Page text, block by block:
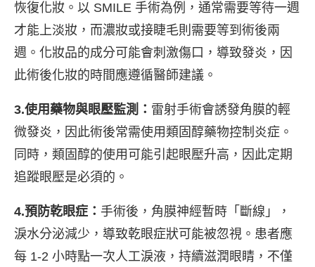
恢復化妝。以 SMILE 手術為例，通常需要等待一週
才能上淡妝，而濃妝或接睫毛則需要等到術後兩
週。化妝品的成分可能會刺激傷口，導致發炎，因
此術後化妝的時間應遵循醫師建議。
3.使用藥物與眼壓監測： 雷射手術會誘發角膜的輕
微發炎，因此術後常需使用類固醇藥物控制炎症。
同時，類固醇的使用可能引起眼壓升高，因此定期
追蹤眼壓是必須的。
4.預防乾眼症： 手術後，角膜神經暫時「斷線」，
淚水分泌減少，導致乾眼症狀可能被忽視。患者應
每 1-2 小時點一次人工淚液，持續滋潤眼睛，不僅